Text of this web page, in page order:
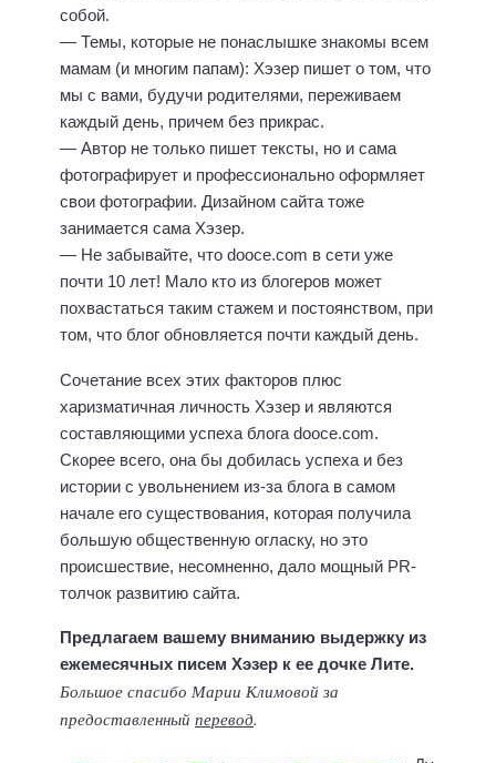
собой.
— Темы, которые не понаслышке знакомы всем
мамам (и многим папам): Хэзер пишет о том, что
мы с вами, будучи родителями, переживаем
каждый день, причем без прикрас.
— Автор не только пишет тексты, но и сама
фотографирует и профессионально оформляет
свои фотографии. Дизайном сайта тоже
занимается сама Хэзер.
— Не забывайте, что dooce.com в сети уже
почти 10 лет! Мало кто из блогеров может
похвастаться таким стажем и постоянством, при
том, что блог обновляется почти каждый день.
Сочетание всех этих факторов плюс
харизматичная личность Хэзер и являются
составляющими успеха блога dooce.com.
Скорее всего, она бы добилась успеха и без
истории с увольнением из-за блога в самом
начале его существования, которая получила
большую общественную огласку, но это
происшествие, несомненно, дало мощный PR-
толчок развитию сайта.
Предлагаем вашему вниманию выдержку из
ежемесячных писем Хэзер к ее дочке Лите.
Большое спасибо Марии Климовой за
предоставленный перевод.